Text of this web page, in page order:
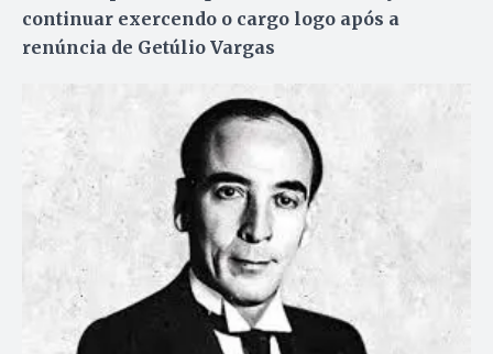
continuar exercendo o cargo logo após a
renúncia de Getúlio Vargas